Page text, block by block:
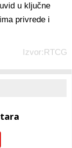
u ključne
privrede i
Izvor:RTCG